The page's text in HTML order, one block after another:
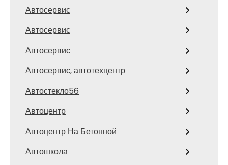
Автосервис
Автосервис
Автосервис
Автосервис, автотехцентр
Автостекло56
Автоцентр
Автоцентр На Бетонной
Автошкола